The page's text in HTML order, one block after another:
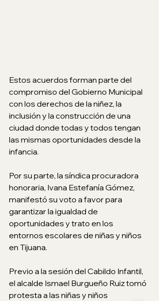
Estos acuerdos forman parte del
compromiso del Gobierno Municipal
con los derechos de la niñez, la
inclusión y la construcción de una
ciudad donde todas y todos tengan
las mismas oportunidades desde la
infancia.
Por su parte, la síndica procuradora
honoraria, Ivana Estefanía Gómez,
manifestó su voto a favor para
garantizar la igualdad de
oportunidades y trato en los
entornos escolares de niñas y niños
en Tijuana.
Previo a la sesión del Cabildo Infantil,
el alcalde Ismael Burgueño Ruiz tomó
protesta a las niñas y niños